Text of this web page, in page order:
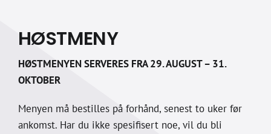
HØSTMENY
HØSTMENYEN SERVERES FRA 29. AUGUST – 31.
OKTOBER
Menyen må bestilles på forhånd, senest to uker før
ankomst. Har du ikke spesifisert noe, vil du bli